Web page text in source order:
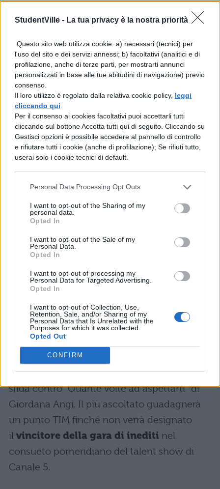
StudentVille - La tua privacy è la nostra priorità
Questo sito web utilizza cookie: a) necessari (tecnici) per
l'uso del sito e dei servizi annessi; b) facoltativi (analitici e di
profilazione, anche di terze parti, per mostrarti annunci
personalizzati in base alle tue abitudini di navigazione) previo
consenso.
Il loro utilizzo è regolato dalla relativa cookie policy, leggi
cliccando qui
Per il consenso ai cookies facoltativi puoi accettarli tutti
cliccando sul bottone Accetta tutti qui di seguito. Cliccando su
Gestisci opzioni è possibile accedere al pannello di controllo
e rifiutare tutti i cookie (anche di profilazione); Se rifiuti tutto,
userai solo i cookie tecnici di default.
Personal Data Processing Opt Outs
I want to opt-out of the Sharing of my
personal data.
Opted In
I want to opt-out of the Sale of my
Personal Data.
Opted In
I want to opt-out of processing my
Personal Data for Targeted Advertising.
Opted In
I want to opt-out of Collection, Use,
Retention, Sale, and/or Sharing of my
Personal Data that Is Unrelated with the
Purposes for which it was collected.
Opted Out
CONFIRM
che non cade giù
E sopra il filo c’è una calamita che
mi parla ancora di te
mi parla ancora di te eh eh
Sto con gli occhiali scuri
c’è troppa luce
scrivo sopra ai muri si
in una casa cdi carta
di carta
di carta
e quando sto con te
è tutto un equilibro instabile
in una casa di carta
di carta di carta
ma che non cade giù
ma che non cade giù
Casa di Carta di Mameli:
sfida
“Casa di Carta” di Mamli è disponibile su TIM
Music e su tutte le piattaforme digitali nella
sfida contro “Quante volte ad aspettarti” di
Giordana Angi. Il più ascoltato guadagnerà
un punto TIM finché non verrà designato
il vincitore della gara di inediti nel
consueto pomeridiano del talent show di
Canale 5.